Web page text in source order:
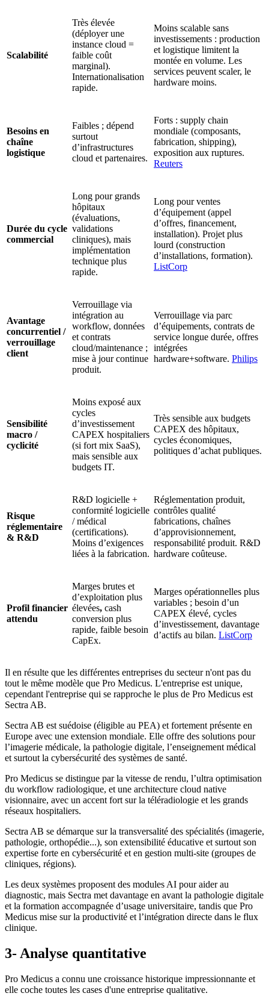
Scalabilité
Très élevée
(déployer une
instance cloud =
faible coût
marginal).
Internationalisation
rapide.
Moins scalable sans
investissements : production
et logistique limitent la
montée en volume. Les
services peuvent scaler, le
hardware moins.
Besoins en
chaîne
logistique
Faibles ; dépend
surtout
d’infrastructures
cloud et partenaires.
Forts : supply chain
mondiale (composants,
fabrication, shipping),
exposition aux ruptures.
Reuters
Durée du cycle
commercial
Long pour grands
hôpitaux
(évaluations,
validations
cliniques), mais
implémentation
technique plus
rapide.
Long pour ventes
d’équipement (appel
d’offres, financement,
installation). Projet plus
lourd (construction
d’installations, formation).
ListCorp
Avantage
concurrentiel /
verrouillage
client
Verrouillage via
intégration au
workflow, données
et contrats
cloud/maintenance ;
mise à jour continue
produit.
Verrouillage via parc
d’équipements, contrats de
service longue durée, offres
intégrées
hardware+software. Philips
Sensibilité
macro /
cyclicité
Moins exposé aux
cycles
d’investissement
CAPEX hospitaliers
(si fort mix SaaS),
mais sensible aux
budgets IT.
Très sensible aux budgets
CAPEX des hôpitaux,
cycles économiques,
politiques d’achat publiques.
Risque
réglementaire
& R&D
R&D logicielle +
conformité logicielle
/ médical
(certifications).
Moins d’exigences
liées à la fabrication.
Réglementation produit,
contrôles qualité
fabrications, chaînes
d’approvisionnement,
responsabilité produit. R&D
hardware coûteuse.
Profil financier
attendu
Marges brutes et
d’exploitation plus
élevées, cash
conversion plus
rapide, faible besoin
CapEx.
Marges opérationnelles plus
variables ; besoin d’un
CAPEX élevé, cycles
d’investissement, davantage
d’actifs au bilan. ListCorp
Il en résulte que les différentes entreprises du secteur n'ont pas du
tout le même modèle que Pro Medicus. L'entreprise est unique,
cependant l'entreprise qui se rapproche le plus de Pro Medicus est
Sectra AB.
Sectra AB est suédoise (éligible au PEA) et fortement présente en
Europe avec une extension mondiale. Elle offre des solutions pour
l’imagerie médicale, la pathologie digitale, l’enseignement médical
et surtout la cybersécurité des systèmes de santé.
Pro Medicus se distingue par la vitesse de rendu, l’ultra optimisation
du workflow radiologique, et une architecture cloud native
visionnaire, avec un accent fort sur la téléradiologie et les grands
réseaux hospitaliers.
Sectra AB se démarque sur la transversalité des spécialités (imagerie,
pathologie, orthopédie...), son extensibilité éducative et surtout son
expertise forte en cybersécurité et en gestion multi-site (groupes de
cliniques, régions).
Les deux systèmes proposent des modules AI pour aider au
diagnostic, mais Sectra met davantage en avant la pathologie digitale
et la formation accompagnée d’usage universitaire, tandis que Pro
Medicus mise sur la productivité et l’intégration directe dans le flux
clinique.
3- Analyse quantitative
Pro Medicus a connu une croissance historique impressionnante et
elle coche toutes les cases d'une entreprise qualitative.